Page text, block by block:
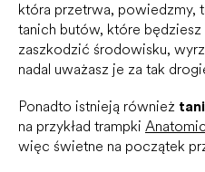
która przetrwa, powiedzmy,
tanich butów, które
zaszkodzić środowisku,
nadal uważasz je za tak
Ponadto istnieją również
na przykład trampki Anatomic
więc świetne na początek